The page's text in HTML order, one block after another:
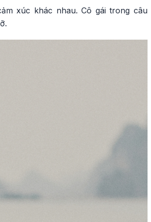
xúc khác nhau. Cô gái trong câu